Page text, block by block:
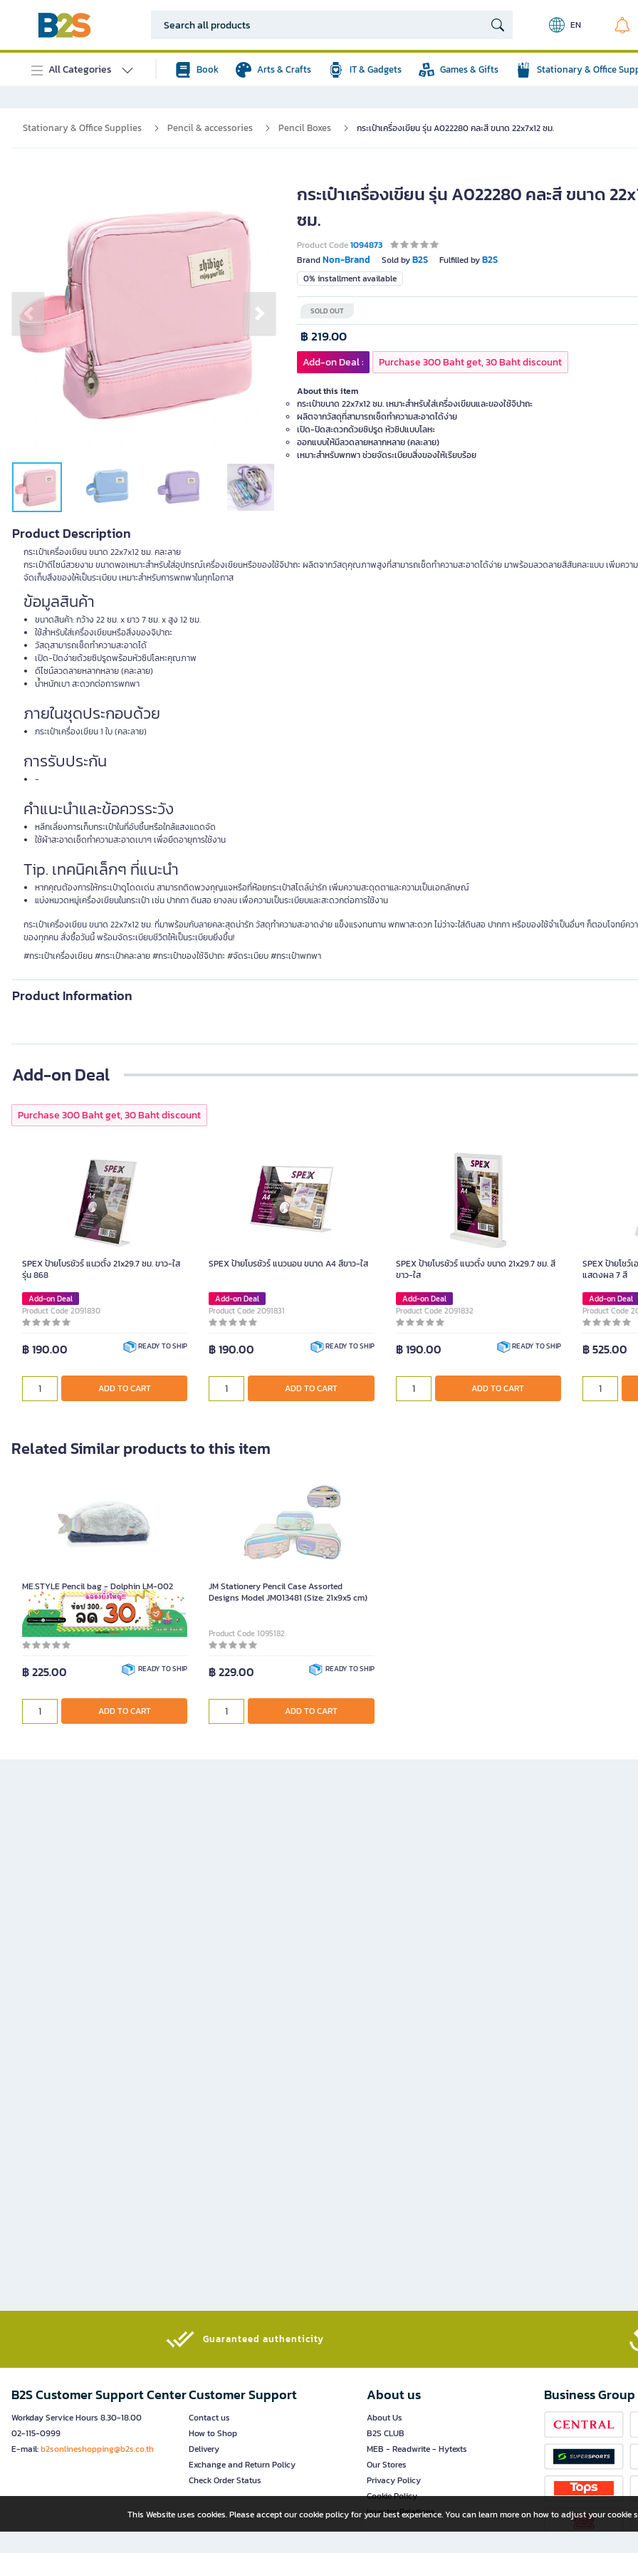
EN
All Categories Book Arts & Crafts IT & Gadgets Games & Gifts Stationary & Office
Stationary & Office Supplies Pencil & accessories Pencil Boxes กระเป๋าเครื่องเขียน รุ่น A022280 คละสี ขนาด 22x7x12 ซม.
Previous slide Next slide
กระเป๋าเครื่องเขียน รุ่น A022280 คละสี ขนาด
ซม.
Product Code1094873
BrandNon-Brand Sold byB2S Fulfilled byB2S
0% installment available
SOLD OUT
฿ 219.00
Add-on Deal : Purchase 300 Baht get, 30 Baht discount
About this item
กระเป๋าขนาด 22x7x12 ซม. เหมาะสำหรับใส่เครื่องเขียนและของใช้จิปาถะ
ผลิตจากวัสดุที่สามารถเช็ดทำความสะอาดได้ง่าย
เปิด-ปิดสะดวกด้วยซิปรูด หัวซิปแบบโลหะ
ออกแบบให้มีลวดลายหลากหลาย (คละลาย)
เหมาะสำหรับพกพา ช่วยจัดระเบียบสิ่งของให้เรียบร้อย
Product Description
กระเป๋าเครื่องเขียน ขนาด 22x7x12 ซม. คละลาย
กระเป๋าดีไซน์สวยงาม ขนาดพอเหมาะสำหรับใส่อุปกรณ์เครื่องเขียนหรือของใช้จิปาถะ ผลิตจากวัสดุคุณภาพสูงที่สามารถเช็ดทำความสะอาดได้ง่าย มาพร้อมลวดลายสีสันคละแบบ เพิ่มควา
จัดเก็บสิ่งของให้เป็นระเบียบ เหมาะสำหรับการพกพาในทุกโอกาส
ข้อมูลสินค้า
ขนาดสินค้า: กว้าง 22 ซม. x ยาว 7 ซม. x สูง 12 ซม.
ใช้สำหรับใส่เครื่องเขียนหรือสิ่งของจิปาถะ
วัสดุสามารถเช็ดทำความสะอาดได้
เปิด-ปิดง่ายด้วยซิปรูดพร้อมหัวซิปโลหะคุณภาพ
ดีไซน์ลวดลายหลากหลาย (คละลาย)
น้ำหนักเบา สะดวกต่อการพกพา
ภายในชุดประกอบด้วย
กระเป๋าเครื่องเขียน 1 ใบ (คละลาย)
การรับประกัน
-
คำแนะนำและข้อควรระวัง
หลีกเลี่ยงการเก็บกระเป๋าในที่อับชื้นหรือใกล้แสงแดดจัด
ใช้ผ้าสะอาดเช็ดทำความสะอาดเบาๆ เพื่อยืดอายุการใช้งาน
Tip. เทคนิคเล็กๆ ที่แนะนำ
หากคุณต้องการให้กระเป๋าดูโดดเด่น สามารถติดพวงกุญแจหรือที่ห้อยกระเป๋าสไตล์น่ารัก เพิ่มความสะดุดตาและความเป็นเอกลักษณ์
แบ่งหมวดหมู่เครื่องเขียนในกระเป๋า เช่น ปากกา ดินสอ ยางลบ เพื่อความเป็นระเบียบและสะดวกต่อการใช้งาน
กระเป๋าเครื่องเขียน ขนาด 22x7x12 ซม. ที่มาพร้อมกับลายคละสุดน่ารัก วัสดุทำความสะอาดง่าย แข็งแรงทนทาน พกพาสะดวก ไม่ว่าจะใส่ดินสอ ปากกา หรือของใช้จำเป็นอื่นๆ ก็ตอบโจทย์คว
ของทุกคน สั่งซื้อวันนี้ พร้อมจัดระเบียบชีวิตให้เป็นระเบียบยิ่งขึ้น!
#กระเป๋าเครื่องเขียน #กระเป๋าคละลาย #กระเป๋าของใช้จิปาถะ #จัดระเบียบ #กระเป๋าพกพา
Product Information
Add-on Deal
Purchase 300 Baht get, 30 Baht discount
SPEX ป้ายโบรชัวร์ แนวตั้ง 21x29.7 ซม. ขาว-ใส
รุ่น 868
Add-on Deal
Product Code 2091830
฿ 190.00 READY TO SHIP
ADD TO CART
SPEX ป้ายโบรชัวร์ แนวนอน ขนาด A4 สีขาว-ใส
Add-on Deal
Product Code 2091831
฿ 190.00 READY TO SHIP
ADD TO CART
SPEX ป้ายโบรชัวร์ แนวตั้ง ขนาด 21x29.7 ซม. สี
ขาว-ใส
Add-on Deal
Product Code 2091832
฿ 190.00 READY TO SHIP
ADD TO CART
SPEX ป้ายโชว์
แสดงผล 7 สี
Add-on Deal
Product Code
฿ 525.00
Related Similar products to this item
ME.STYLE Pencil bag - Dolphin LM-002
Product Code 1092688
฿ 225.00 READY TO SHIP
ADD TO CART
JM Stationery Pencil Case Assorted
Designs Model JM013481 (Size: 21x9x5 cm)
Product Code 1095182
฿ 229.00 READY TO SHIP
ADD TO CART
Guaranteed authenticity​
B2S Customer Support Center
Workday Service Hours 8.30-18.00
02-115-0999
E-mail:b2sonlineshopping@b2s.co.th
Customer Support
Contact us
How to Shop
Delivery
Exchange and Return Policy
Check Order Status
About us
About Us
B2S CLUB
MEB - Readwrite - Hytexts
Our Stores
Privacy Policy
Cookie Policy
Investor Relations
Business Group
This Website uses cookies. Please accept our cookie policy for your best experience. You can learn more on how to adjust your cookie